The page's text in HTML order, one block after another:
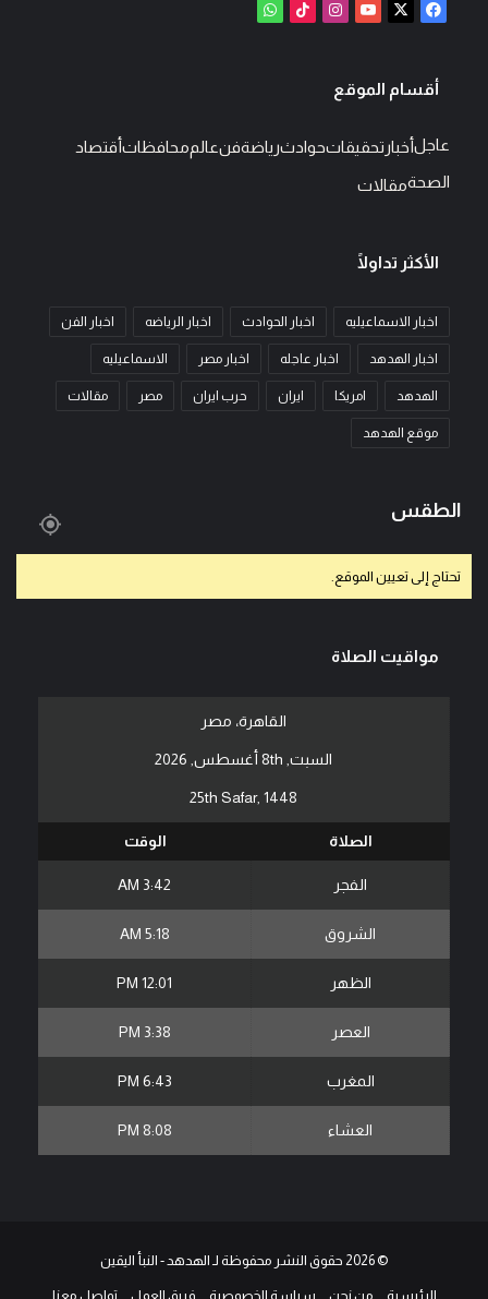
فيسبوك ‫YouTubeانستقرام‫TikTok
أقسام الموقع
عاجلأخبار تحقيقاتحوادثرياضةفنعالممحافظاتأقتصاد
الصحةمقالات
الأكثر تداولًا
اخبار الاسماعيليه اخبار الحوادث اخبار الرياضه اخبار الفن
اخبار الهدهد اخبار عاجله اخبار مصر الاسماعيليه
الهدهد امريكا ايران حرب ايران مصر مقالات
موقع الهدهد
الطقس
تحتاج إلى تعيين الموقع.
مواقيت الصلاة
القاهرة، مصر
السبت, 8th أغسطس, 2026
25th Safar, 1448
الصلاة الوقت
الفجر 3:42 AM
الشروق 5:18 AM
الظهر 12:01 PM
العصر 3:38 PM
المغرب 6:43 PM
العشاء 8:08 PM
© 2026 حقوق النشر محفوظة لـ الهدهد - النبأ اليقين
الرئيسية من نحن سياسة الخصوصية فريق العمل تواصل معنا